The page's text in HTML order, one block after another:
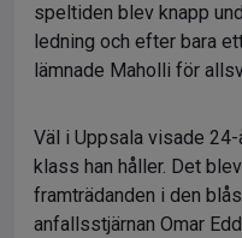
speltiden blev knapp
ledning och efter bara
lämnade Maholli för
Väl i Uppsala visade
klass han håller. Det
framträdanden i den
anfallsstjärnan Omar